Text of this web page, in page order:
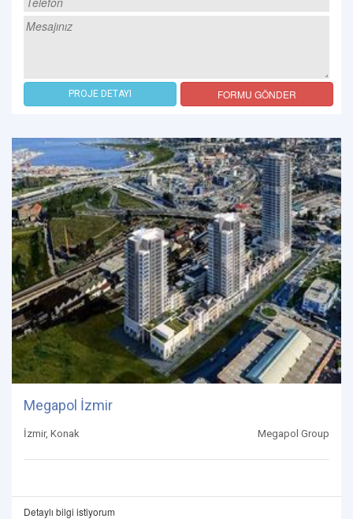
PROJE DETAYI FORMU GÖNDER
Megapol İzmir
İzmir, Konak Megapol Group
Detaylı bilgi istiyorum